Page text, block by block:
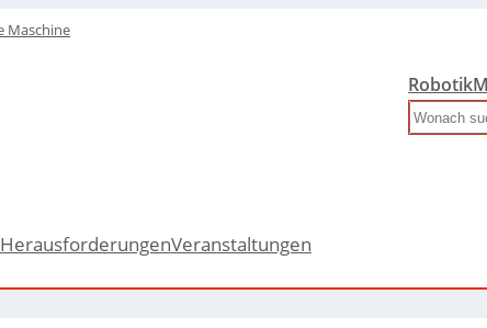
Maschine
Robotik
Search
HerausforderungenVeranstaltungen